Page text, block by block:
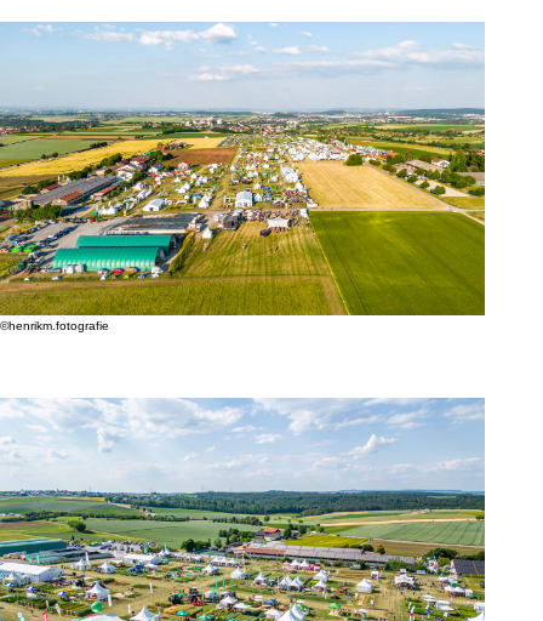
©henrikm.fotografie